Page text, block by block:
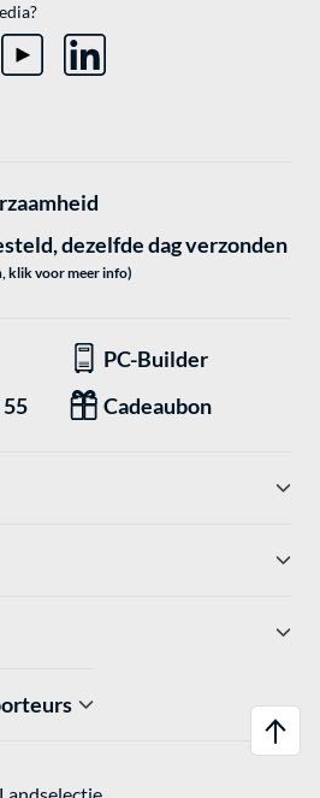
dezelfde dag verzonden
klik voor meer info)
PC-Builder
55
Cadeaubon